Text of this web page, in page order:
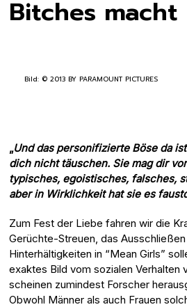
Bitches macht
Bild: © 2013 BY PARAMOUNT PICTURES
„Und das personifizierte Böse da
dich nicht täuschen. Sie mag dir
typisches, egoistisches, falsches,
aber in Wirklichkeit hat sie es
Zum Fest der Liebe fahren wir die
Gerüchte-Streuen, das
Hinterhältigkeiten in “Mean Girls”
exaktes Bild vom sozialen Verhalten
scheinen zumindest Forscher
Obwohl Männer als auch Frauen